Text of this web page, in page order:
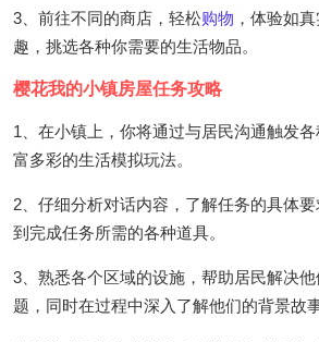
3、前往不同的商店，轻松购物 ，体验如
趣，挑选各种你需要的生活物品。
樱花我的小镇房屋任务攻略
1、在小镇上，你将通过与居民沟通触发
富多彩的生活模拟玩法。
2、仔细分析对话内容，了解任务的具体
到完成任务所需的各种道具。
3、熟悉各个区域的设施，帮助居民解决
题，同时在过程中深入了解他们的背景故事